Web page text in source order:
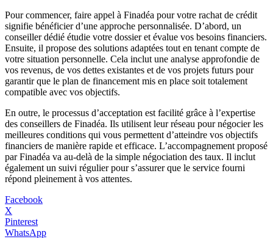
Pour commencer, faire appel à Finadéa pour votre rachat de crédit
signifie bénéficier d’une approche personnalisée. D’abord, un
conseiller dédié étudie votre dossier et évalue vos besoins financiers.
Ensuite, il propose des solutions adaptées tout en tenant compte de
votre situation personnelle. Cela inclut une analyse approfondie de
vos revenus, de vos dettes existantes et de vos projets futurs pour
garantir que le plan de financement mis en place soit totalement
compatible avec vos objectifs.
En outre, le processus d’acceptation est facilité grâce à l’expertise
des conseillers de Finadéa. Ils utilisent leur réseau pour négocier les
meilleures conditions qui vous permettent d’atteindre vos objectifs
financiers de manière rapide et efficace. L’accompagnement proposé
par Finadéa va au-delà de la simple négociation des taux. Il inclut
également un suivi régulier pour s’assurer que le service fourni
répond pleinement à vos attentes.
Facebook
X
Pinterest
WhatsApp